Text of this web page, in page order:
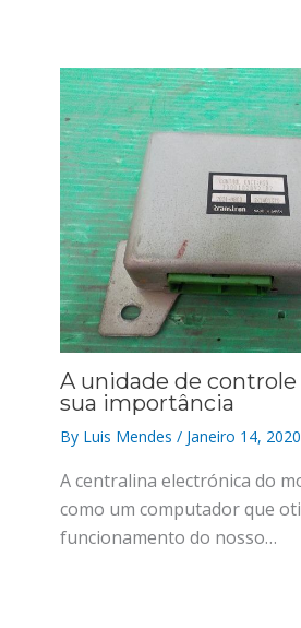
A unidade de
sua importância
By Luis Mendes / Janeiro 14, 2020
A centralina electrónica do
como um computador que
funcionamento do nosso…